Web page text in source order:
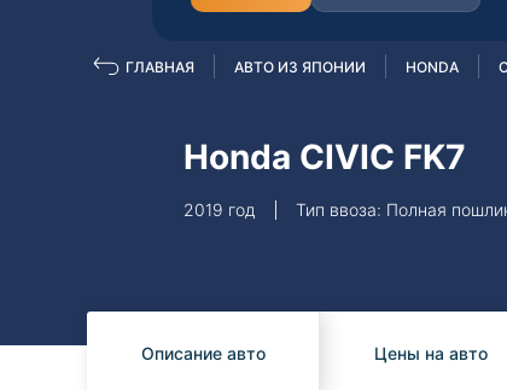
Полная пошлина
ГЛАВНАЯ АВТО ИЗ ЯПОНИИ HONDA
Honda CIVIC FK7
2019 год Тип ввоза: Полная
Описание авто Цены на авто